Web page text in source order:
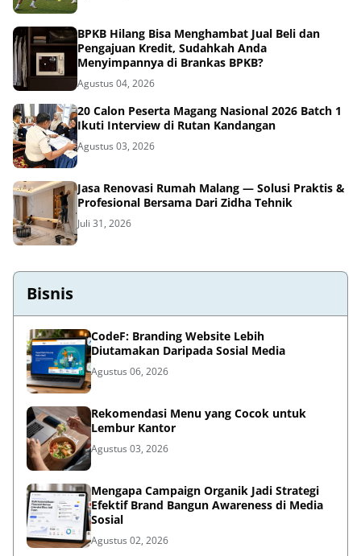
BPKB Hilang Bisa Menghambat Jual Beli dan
Pengajuan Kredit, Sudahkah Anda
Menyimpannya di Brankas BPKB?
Agustus 04, 2026
20 Calon Peserta Magang Nasional 2026 Batch 1
Ikuti Interview di Rutan Kandangan
Agustus 03, 2026
Jasa Renovasi Rumah Malang — Solusi Praktis &
Profesional Bersama Dari Zidha Tehnik
Juli 31, 2026
Bisnis
CodeF: Branding Website Lebih
Diutamakan Daripada Sosial Media
Agustus 06, 2026
Rekomendasi Menu yang Cocok untuk
Lembur Kantor
Agustus 03, 2026
Mengapa Campaign Organik Jadi Strategi
Efektif Brand Bangun Awareness di Media
Sosial
Agustus 02, 2026